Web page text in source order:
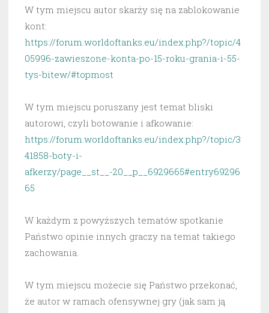
W tym miejscu autor skarży się na zablokowanie
kont:
https://forum.worldoftanks.eu/index.php?/topic/4
05996-zawieszone-konta-po-15-roku-grania-i-55-
tys-bitew/#topmost
W tym miejscu poruszany jest temat bliski
autorowi, czyli botowanie i afkowanie:
https://forum.worldoftanks.eu/index.php?/topic/3
41858-boty-i-
afkerzy/page__st__-20__p__6929665#entry69296
65
W każdym z powyższych tematów spotkanie
Państwo opinie innych graczy na temat takiego
zachowania.
W tym miejscu możecie się Państwo przekonać,
że autor w ramach ofensywnej gry (jak sam ją